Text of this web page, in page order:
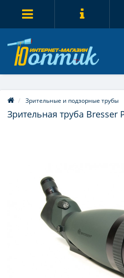
Зрительные и подзорные трубы
Зрительная труба Bresser